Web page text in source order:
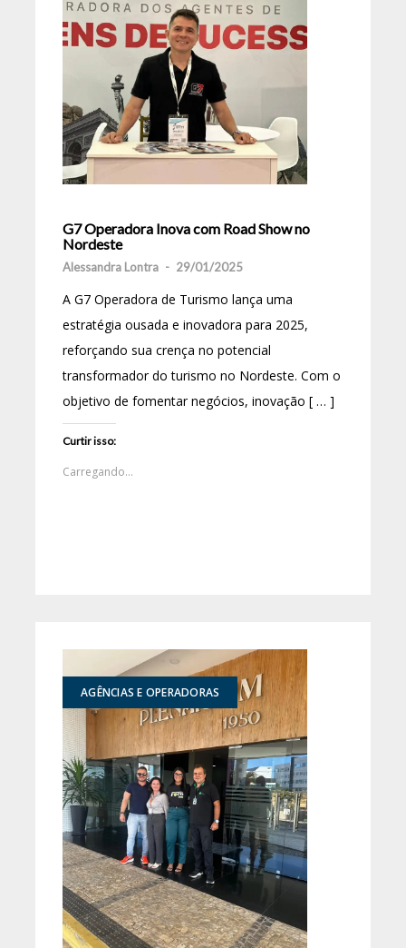
G7 Operadora Inova com Road Show no
Nordeste
Alessandra Lontra - 29/01/2025
A G7 Operadora de Turismo lança uma
estratégia ousada e inovadora para 2025,
reforçando sua crença no potencial
transformador do turismo no Nordeste. Com o
objetivo de fomentar negócios, inovação [ … ]
Curtir isso:
Carregando...
AGÊNCIAS E OPERADORAS